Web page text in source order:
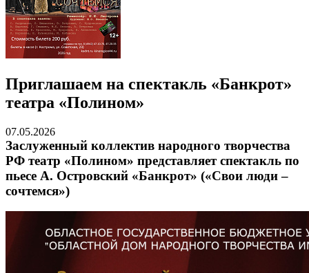
Приглашаем на спектакль «Банкрот»
театра «Полином»
07.05.2026
Заслуженный коллектив народного творчества
РФ театр «Полином» представляет спектакль по
пьесе А. Островский «Банкрот» («Свои люди –
сочтемся»)